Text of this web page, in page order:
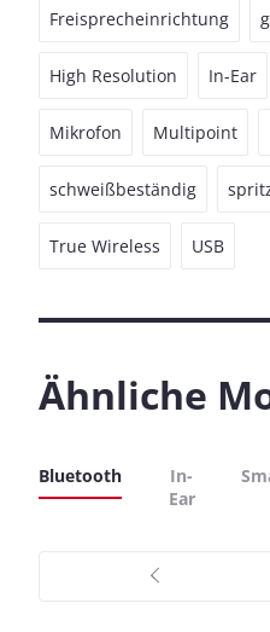
Freisprecheinrichtung
High Resolution In-Ear
Mikrofon Multipoint
schweißbeständig
True Wireless USB
Ähnliche
Bluetooth
In-
Ear